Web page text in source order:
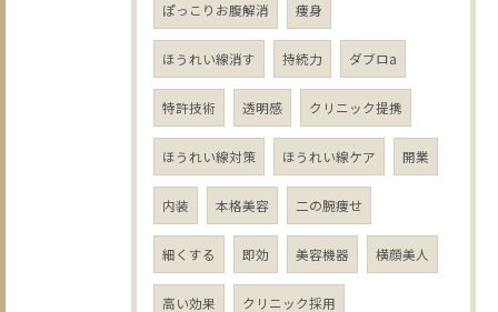
ぽっこりお腹解消 痩身
ほうれい線消す 持続力 ダブロa
特許技術 透明感 クリニック提携
ほうれい線対策 ほうれい線ケア 開業
内装 本格美容 二の腕痩せ
細くする 即効 美容機器 横顔美人
高い効果 クリニック採用